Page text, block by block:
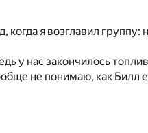
я возглавил группу:
у нас закончилось
не понимаю, как Билл